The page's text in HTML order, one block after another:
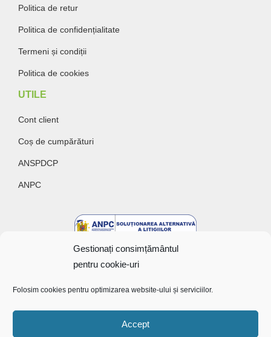
Gestionați consimțământul
pentru cookie-uri
Folosim cookies pentru optimizarea website-ului și serviciilor.
Accept
Politica de retur
Politica de confidențialitate
Termeni și condiții
Politica de cookies
UTILE
Cont client
Coș de cumpărături
ANSPDCP
ANPC
Copyright @ 2022 Bunătăți cu gust